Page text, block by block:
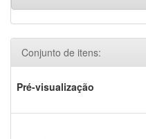
Conjunto de itens:
Pré-visualização